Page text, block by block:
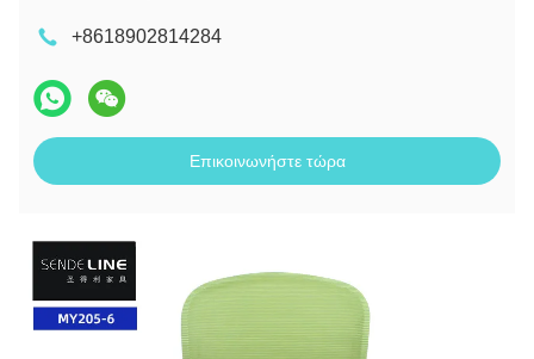
+8618902814284
Επικοινωνήστε τώρα